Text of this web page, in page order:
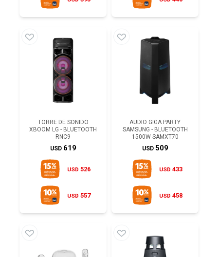
TORRE DE SONIDO
XBOOM LG - BLUETOOTH
RNC9
USD 619
USD 526
USD 557
AUDIO GIGA PARTY
SAMSUNG - BLUETOOTH
1500W SAMXT70
USD 509
USD 433
USD 458